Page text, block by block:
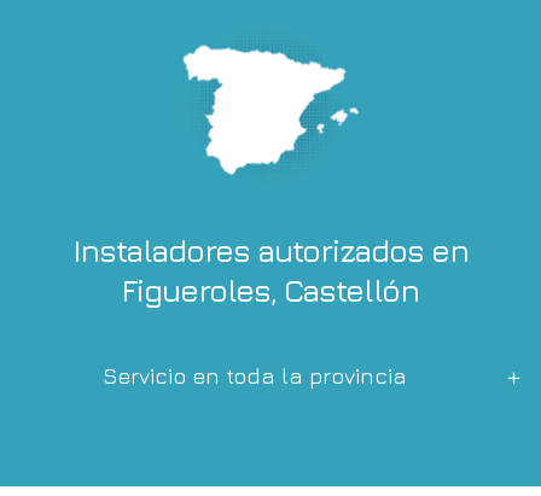
Instaladores autorizados en
Figueroles, Castellón
Servicio en toda la provincia